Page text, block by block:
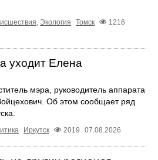
, Экология Томск
1216
уходит Елена
мэра, руководитель аппарата
Об этом сообщает ряд
Иркутск 2019 07.08.2026